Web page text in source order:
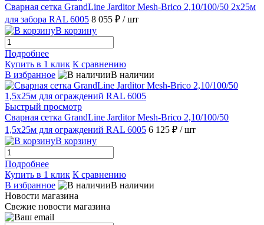
Сварная сетка GrandLine Jarditor Mesh-Brico 2,10/100/50 2х25м
для забора RAL 6005 8 055 ₽ / шт
В корзину
Подробнее
Купить в 1 клик К сравнению
В избранное
В наличии
Быстрый просмотр
Сварная сетка GrandLine Jarditor Mesh-Brico 2,10/100/50
1,5х25м для ограждений RAL 6005 6 125 ₽ / шт
В корзину
Подробнее
Купить в 1 клик К сравнению
В избранное
В наличии
Новости магазина
Свежие новости магазина